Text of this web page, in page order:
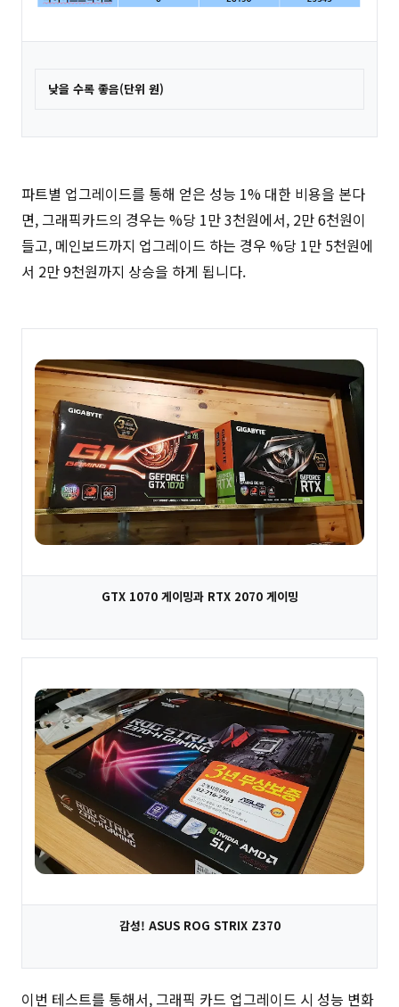
낮을 수록 좋음(단위 원)
파트별 업그레이드를 통해 얻은 성능 1% 대한 비용을 본다
면, 그래픽카드의 경우는 %당 1만 3천원에서, 2만 6천원이
들고, 메인보드까지 업그레이드 하는 경우 %당 1만 5천원에
서 2만 9천원까지 상승을 하게 됩니다.
GTX 1070 게이밍과 RTX 2070 게이밍
감성! ASUS ROG STRIX Z370
이번 테스트를 통해서, 그래픽 카드 업그레이드 시 성능 변화